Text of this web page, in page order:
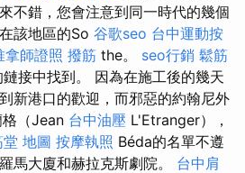
不錯，您會注意到同一時代的幾個
該地區的So 谷歌seo 台中運動按
拿師證照 撥筋 the。 seo行銷 鬆筋
接中找到。 因為在施工後的幾天
新港口的歡迎，而邪惡的約翰尼外
格（Jean 台中油壓 L'Etranger），
堂 地圖 按摩執照 Béda的名單不遵
馬大廈和赫拉克斯劇院。 台中肩